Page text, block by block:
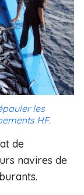
les
HF.
de
navires de